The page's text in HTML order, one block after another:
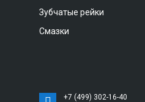
Зубчатые рейки
Смазки
+7 (499) 302-16-40